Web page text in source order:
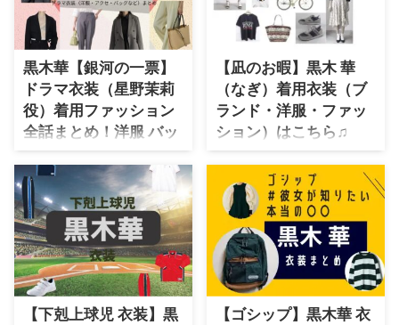
ッグ・かっこいいメンズバッグの
ブランド・購入先をドラマ・芸能
人別にまとめていきます♪【随時
更新】 ＼2025年ドラマで着
用されたバッグはこちらからチェ
ック♪／ https://drama-tv-
fashion.com/2025-drama-bag/
⇒ 【2024ドラマ衣装】芸能人着
用 バッグ ⇒ 【2023ドラマ衣
装】芸能人着用 バッグ ⇒
【2022ドラマ衣装】芸能人着用
バッグ ⇒ 【2021ドラ ...
貨・小道具（メガネ・サングラ
ス・財布・スマホケース・パジャ
マ・帽子・傘・マフラーなど）の
ブランド・購入先をドラマ・芸能
人別にまとめています♪【随時更
新】 ＼2025年のドラマで着
用された小物はこちらからチェッ
ク♪／ https://drama-tv-
fashion.com/2025-drama-
fashion-komonozakka/ ⇒
【2024年ドラマ衣装】ファッシ
ョン小物 ⇒ 【2 ...
黒木華【銀河の一票】
ドラマ衣装（星野茉莉
役）着用ファッション
全話まとめ！洋服 バッ
グ アクセなどの衣装協
力ブランドは？
【銀河の一票】黒木華さん（ほし
のまり役）の衣装・服装（服･バ
ッグ･アクセ・靴など）やドラマ
ファッションのコーデを着用シー
ン別・コーデ別に紹介♪
【凪のお暇】黒木 華
（なぎ）着用衣装（ブ
ランド・洋服・ファッ
ション）はこちら♫
2019年夏ドラマ♫ TBS系 7月19
日スタート♪ 毎週金曜日 夜10
時放送の【凪のお暇】（なぎのお
いとま）は、 月刊エレガンスイ
ブ（秋田書店）で好評連載中のコ
ナリ ミサト先生のコミックをド
ラマ化したもの♫ 主演は大島
凪（おおしま なぎ）役の黒木 華
さん♪彼氏役は我聞 慎二（がもん
しんじ）役の高橋 一生さんです
【下剋上球児 衣装】黒
【ゴシップ】黒木華 衣